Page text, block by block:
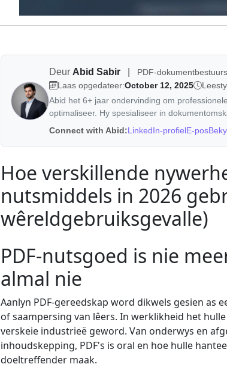
Deur Abid Sabir
PDF-
Laas opgedateer:October 12, 2025
Abid het 6+ jaar ondervinding om
optimaliseer. Hy spesialiseer in
Connect with Abid:LinkedIn-profielE-pos
Hoe verskillende
nutsmiddels in 2026
wêreldgebruiksgevalle)
PDF-nutsgoed is nie
almal nie
Aanlyn PDF-gereedskap word dikwels gesien as
of saampersing van lêers. In werklikheid het
verskeie industrieë geword. Van onderwys en
inhoudskepping, PDF's is oral en hoe hulle
doeltreffender maak.